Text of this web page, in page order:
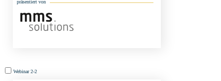
präsentiert von
Webinar
Webinar2-2